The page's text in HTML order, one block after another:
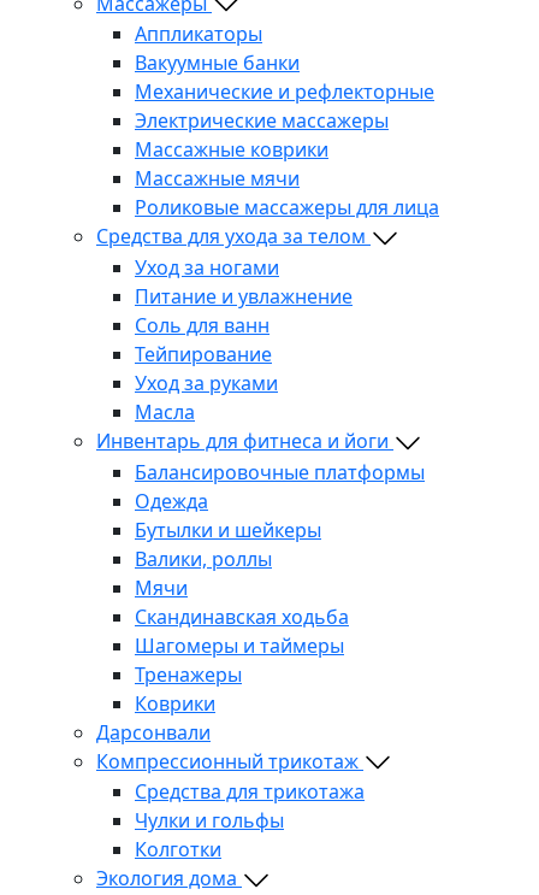
Аппликаторы
Вакуумные банки
Механические и рефлекторные
Электрические массажеры
Массажные коврики
Массажные мячи
Роликовые массажеры для лица
Средства для ухода за телом
Уход за ногами
Питание и увлажнение
Соль для ванн
Тейпирование
Уход за руками
Масла
Инвентарь для фитнеса и йоги
Балансировочные платформы
Одежда
Бутылки и шейкеры
Валики, роллы
Мячи
Скандинавская ходьба
Шагомеры и таймеры
Тренажеры
Коврики
Дарсонвали
Компрессионный трикотаж
Средства для трикотажа
Чулки и гольфы
Колготки
Экология дома